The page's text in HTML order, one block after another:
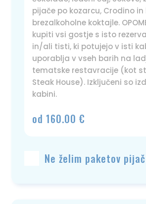
pijače po kozarcu, Crodino in
brezalkoholne koktajle.
kupiti vsi gostje s isto
in/ali tisti, ki potujejo v isti
uporablja v vseh barih na
tematske restavracije (kot
Steak House). Izključeni so
kabini.
od 160.00 €
Ne želim paketov